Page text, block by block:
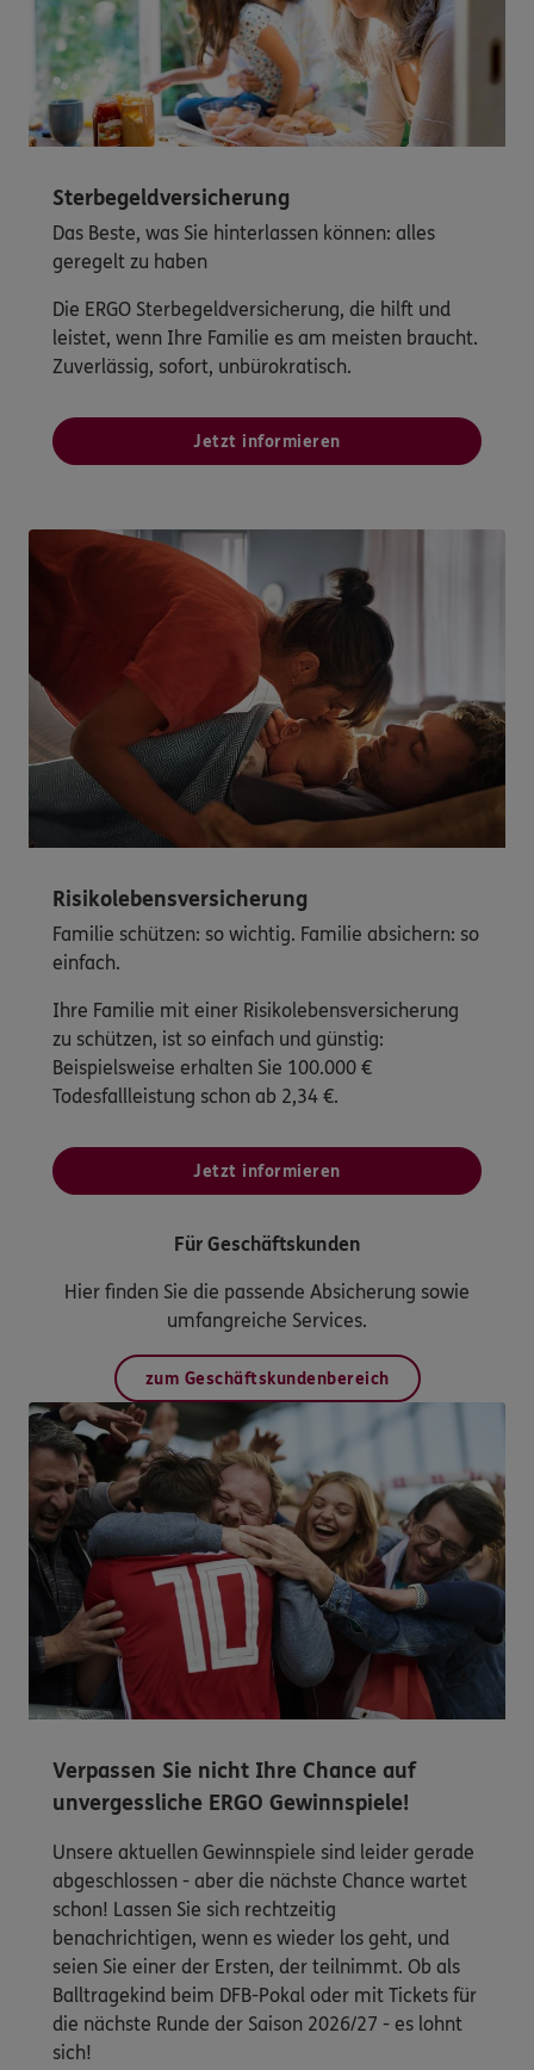
Sterbegeldversicherung
Das Beste, was Sie hinterlassen können: alles
geregelt zu haben
Die ERGO Sterbegeldversicherung, die hilft und
leistet, wenn Ihre Familie es am meisten braucht.
Zuverlässig, sofort, unbürokratisch.
Jetzt informieren
Risikolebensversicherung
Familie schützen: so wichtig. Familie absichern: so
einfach.
Ihre Familie mit einer Risikolebensversicherung
zu schützen, ist so einfach und günstig:
Beispielsweise erhalten Sie 100.000 €
Todesfallleistung schon ab 2,34 €.
Jetzt informieren
Für Geschäftskunden
Hier finden Sie die passende Absicherung sowie
umfangreiche Services.
zum Geschäftskundenbereich
Verpassen Sie nicht Ihre Chance auf
unvergessliche ERGO Gewinnspiele!
Unsere aktuellen Gewinnspiele sind leider gerade
abgeschlossen - aber die nächste Chance wartet
schon! Lassen Sie sich rechtzeitig
benachrichtigen, wenn es wieder los geht, und
seien Sie einer der Ersten, der teilnimmt. Ob als
Balltragekind beim DFB-Pokal oder mit Tickets für
die nächste Runde der Saison 2026/27 - es lohnt
sich!